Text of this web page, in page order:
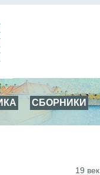
СБОРНИКИ
19 век